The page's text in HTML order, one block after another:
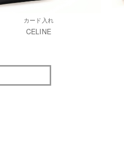
カード入れ
CELINE